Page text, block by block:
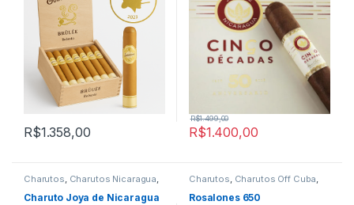
R$1.358,00 R$1.400,00
R$1.499,00
Charutos Charutos Nicaragua
Charutos Off Cuba
Produtos
Charuto Joya de Nicaragua
Charutos Charutos Off Cuba
Rosalones
Rosalones 650